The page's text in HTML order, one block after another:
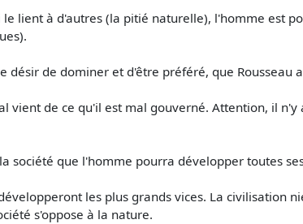
lient à d'autres (la pitié naturelle), l'homme est
désir de dominer et d'être préféré, que Rousseau
vient de ce qu'il est mal gouverné. Attention, il n'y
société que l'homme pourra développer toutes
les plus grands vices. La civilisation
s'oppose à la nature.